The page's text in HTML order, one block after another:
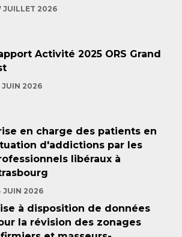
JUILLET 2026
Activité 2025 ORS Grand
JUIN 2026
en charge des patients en
d'addictions par les
libéraux à
JUIN 2026
à disposition de données
la révision des zonages